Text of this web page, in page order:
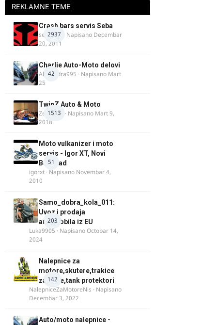
REKLAMNE TEME
2937
Crash bars servis Seba
seba011 · Napisano Decembar
20, 2011
42
Charlie Auto-Moto delovi
Alexandra995 · Napisano Mart
25
1513
TwinZ Auto & Moto
Zeljkamp · Napisano Mart 9,
2018
51
Moto vulkanizer i moto
servis - Igor XT, Novi
Beograd
igorxt · Napisano Novembar 4,
2010
203
Samo_dobra_kola_011:
Uvoz i prodaja
automobila iz EU
Luka9905 · NapisanoOctobar 14,
2024
142
Nalepnice za
motore,skutere,trakice
za felne,tank protektori
NalepniceZaMotoreNis · Napisano
Decembar 3, 2022
Auto/moto nalepnice -